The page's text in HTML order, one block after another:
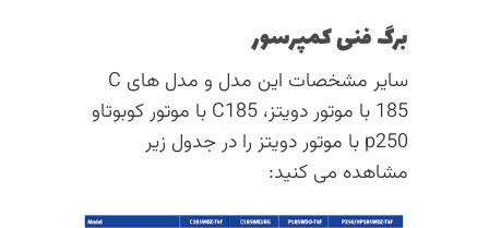
برگ فنی کمپرسور
سایر مشخصات این مدل و مدل های C
185 با موتور دویتز، C185 با موتور کوبوتاو
p250 با موتور دویتز را در جدول زیر
مشاهده می کنید: